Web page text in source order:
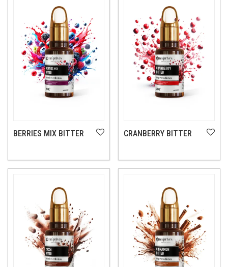
BERRIES MIX BITTER CRANBERRY BITTER